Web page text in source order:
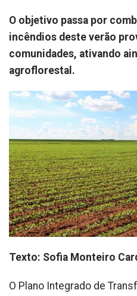
O objetivo passa por
incêndios deste verão
comunidades, ativando
agroflorestal.
Texto: Sofia Monteiro
O Plano Integrado de